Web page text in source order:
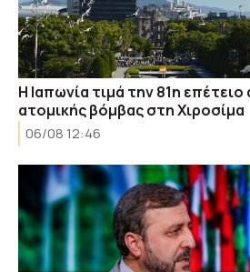
Η Ιαπωνία τιμά την 81η
ατομικής βόμβας στη Χιροσίμα
06/08 12:46